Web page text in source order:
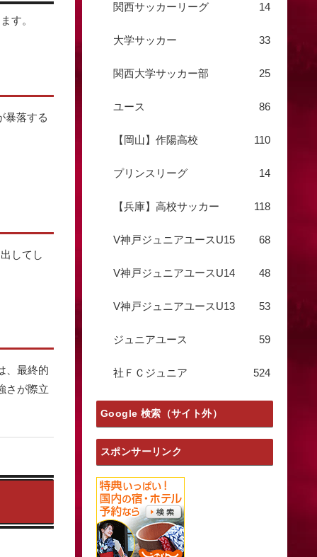
す。
暴落する
してし
、最終的
さが際立
関西サッカーリーグ 14
大学サッカー 33
関西大学サッカー部 25
ユース 86
【岡山】作陽高校 110
プリンスリーグ 14
【兵庫】高校サッカー 118
V神戸ジュニアユースU15 68
V神戸ジュニアユースU14 48
V神戸ジュニアユースU13 53
ジュニアユース 59
社ＦＣジュニア 524
Google 検索（サイト外）
スポンサーリンク